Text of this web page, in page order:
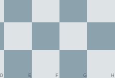
D E F G H